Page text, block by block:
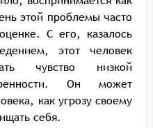
этой проблемы часто
С его, казалось
этот человек
чувство низкой
Он может
как угрозу своему
себя.